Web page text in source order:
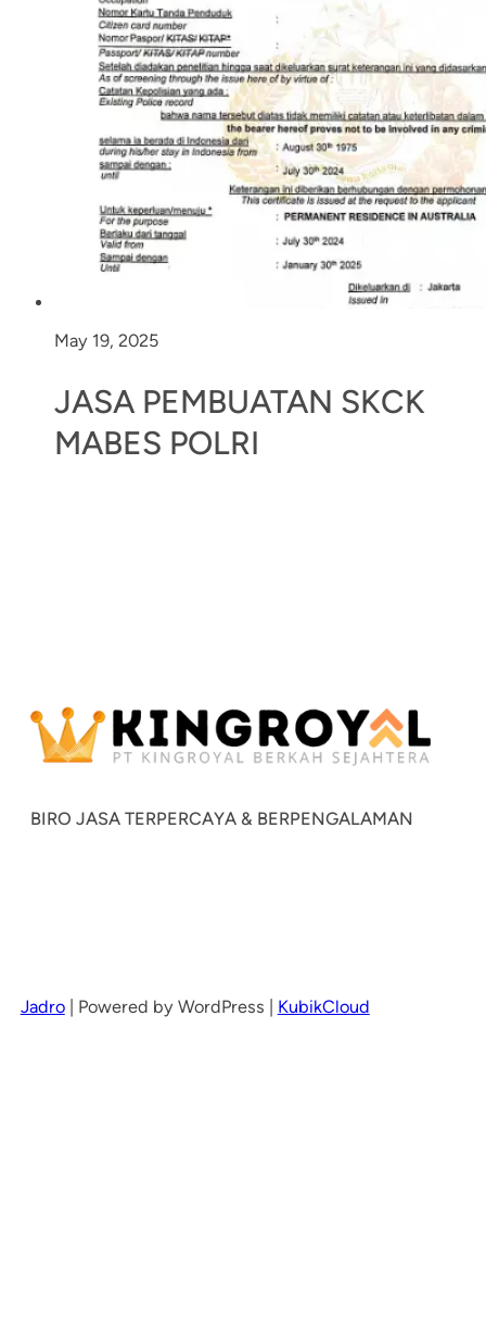
May 19, 2025
JASA PEMBUATAN SKCK
MABES POLRI
BIRO JASA TERPERCAYA & BERPENGALAMAN
Jadro Powered by WordPress | KubikCloud